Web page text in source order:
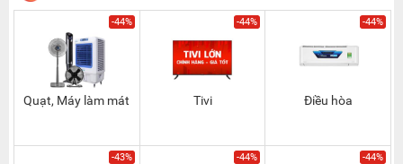
-44%
Quạt, Máy làm mát
-44%
Tivi
-44%
Điều hòa
-43% -44% -44%